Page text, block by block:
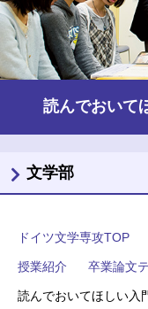
読んでおいて
ドイツ文学専攻TOP
授業紹介 卒業論文
読んでおいてほしい入
文学部